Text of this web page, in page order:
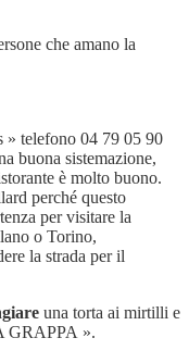
che amano la
» telefono 04 79 05 90
buona sistemazione,
è molto buono.
perché questo
per visitare la
o Torino,
la strada per il
una torta ai mirtilli e
GRAPPA ».